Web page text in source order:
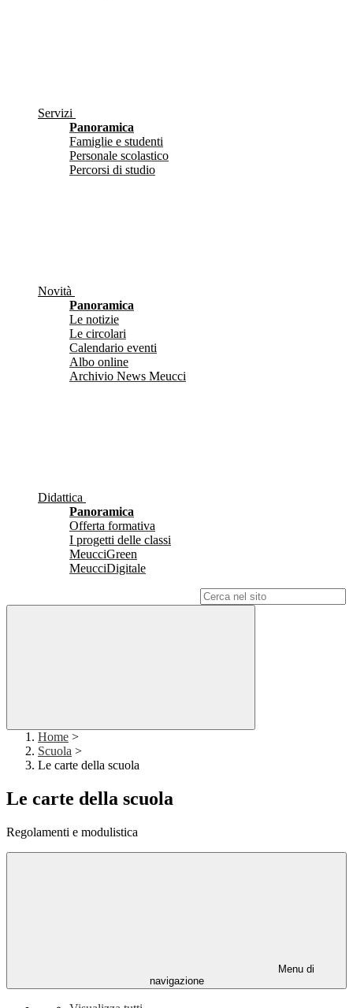
Servizi
Panoramica
Famiglie e studenti
Personale scolastico
Percorsi di studio
Novità
Panoramica
Le notizie
Le circolari
Calendario eventi
Albo online
Archivio News Meucci
Didattica
Panoramica
Offerta formativa
I progetti delle classi
MeucciGreen
MeucciDigitale
Home >
Scuola >
Le carte della scuola
Le carte della scuola
Regolamenti e modulistica
Menu di
navigazione